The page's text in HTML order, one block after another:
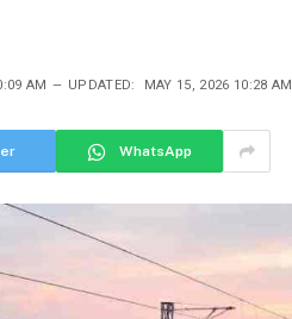
AM UPDATED: MAY 15, 2026 10:28 AM
WhatsApp